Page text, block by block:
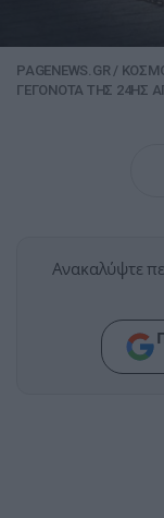
PAGENEWS.GR/
ΓΕΓΟΝΟΤΑ ΤΗΣ 24ΗΣ
Ανακαλύψτε